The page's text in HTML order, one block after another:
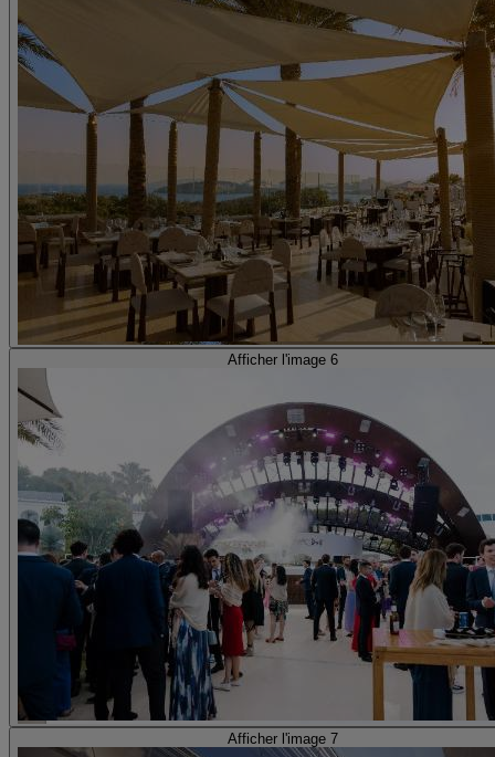
Afficher l'image 6
Afficher l'image 7